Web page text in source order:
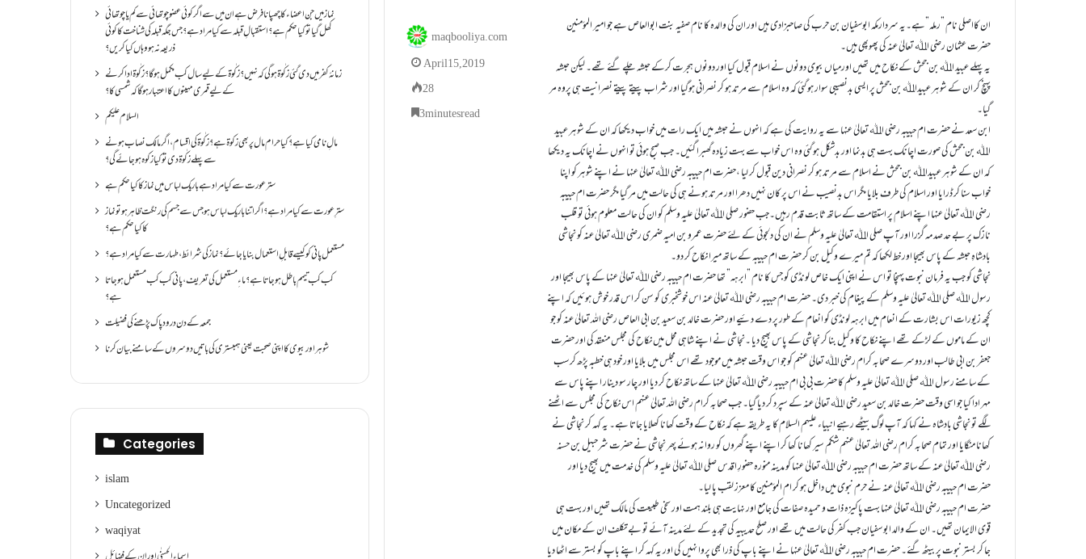
حضرت عثمان رضی اﷲ تعالیٰ عنہ کی پھوپھی ہیں۔
پہنچ کر ان کے شوہر عبیداﷲ بن جحش پر ایسی بدنصیبی سوار ہو گئی کہ وہ اسلام سے مرتد ہو کر نصرانی ہوگیا اور شراب پیتے پیتے نصرانیت ہی پروہ مر
گیا۔
ابن سعد نے حضرت ام حبیبہ رضی اﷲ تعالیٰ عنہا سے یہ روایت کی ہے کہ انہوں نے حبشہ میں ایک رات میں خواب دیکھا کہ ان کے شوہر عبید
اﷲ بن جحش کی صورت اچانک بہت ہی بدنما اور بدشکل ہو گئی وہ اس خواب سے بہت زیادہ گھبرا گئیں۔ جب صبح ہوئی تو انہوں نے اچانک یہ دیکھا
کہ ان کے شوہر عبیداﷲ بن جحش نے اسلام سے مرتد ہو کر نصرانی دین قبول کر لیا ،حضرت ام حبیبہ رضی اﷲ تعالیٰ عنہا نے اپنے شوہر کو اپنا
خواب سنا کر ڈرایا اور اسلام کی طرف بلایا مگر اس بدنصیب نے اس پر کان نہیں دھرا اور مرتد ہونے ہی کی حالت میں مر گیا مگر حضرت ام حبیبہ
رضی اﷲ تعالیٰ عنہا اپنے اسلام پر استقامت کے ساتھ ثابت قدم رہیں۔جب حضور صلی اﷲ تعالیٰ علیہ وسلم کو ان کی حالت معلوم ہوئی تو قلب
نازک پر بے حد صدمہ گزرا اور آپ صلی اﷲ تعالیٰ علیہ وسلم نے ان کی دلجوئی کے لئے حضرت عمرو بن امیہ ضمری رضی اﷲ تعالیٰ عنہ کو نجاشی
بادشاہِ حبشہ کے پاس بھیجا اور خط لکھا کہ تم میرے وکیل بن کر حضرت ام حبیبہ کے ساتھ میرا نکاح کر دو۔
نجاشی کو جب یہ فرمان نبوت پہنچا تو اس نے اپنی ایک خاص لونڈی کو جس کا نام ”ابرہہ” تھا حضرت ام حبیبہ رضی اﷲ تعالیٰ عنہا کے پاس بھیجا اور
رسول اﷲ صلی اﷲ تعالیٰ علیہ وسلم کے پیغام کی خبر دی۔ حضرت ام حبیبہ رضی اﷲ تعالیٰ عنہ اس خوشخبری کو سن کر اس قدر خوش ہوئیں کہ اپنے
کچھ زیورات اس بشارت کے انعام میں ابرہہ لونڈی کو انعام کے طور پر دے دئیے اور حضرت خالد بن سعید بن ابی العاص رضی اللہ تعالیٰ عنہ کو جو
ان کے ماموں کے لڑکے تھے اپنے نکاح کا وکیل بنا کر نجاشی کے پاس بھیج دیا ۔نجاشی نے اپنے شاہی محل میں نکاح کی مجلس منعقد کی اور حضرت
جعفر بن ابی طالب اور دوسرے صحابہ کرام رضی اﷲ تعالیٰ عنہم کو جو اس وقت حبشہ میں موجود تھے اس مجلس میں بلایا اور خود ہی خطبہ پڑھ کر سب
کے سامنے رسول اﷲ صلی اﷲ تعالیٰ علیہ وسلم کا حضرت بی بی ام حبیبہ رضی اﷲ تعالیٰ عنہا کے ساتھ نکاح کر دیا اور چار سو دینار اپنے پاس سے
مہر ادا کیا جو اسی وقت حضرت خالد بن سعید رضی اﷲ تعالیٰ عنہ کے سپرد کر دیا گیا۔ جب صحابہ کرام رضی اللہ تعالیٰ عنہم اس نکاح کی مجلس سے اٹھنے
لگے تو نجاشی بادشاہ نے کہا کہ آپ لوگ بیٹھے رہیے انبیاء علیہم السلام کا یہ طریقہ ہے کہ نکاح کے وقت کھانا کھلایا جاتا ہے۔ یہ کہہ کر نجاشی نے
کھانا منگایا اور تمام صحابہ کرام رضی اللہ تعالیٰ عنہم شکم سیر کھانا کھا کر اپنے اپنے گھروں کو روانہ ہوئے پھر نجاشی نے حضرت شرحبیل بن حسنہ
رضی اﷲ تعالیٰ عنہ کے ساتھ حضرت ام حبیبہ رضی اﷲ تعالیٰ عنہا کو مدینہ منورہ حضورِ اقدس صلی اﷲ تعالیٰ علیہ وسلم کی خدمت میں بھیج دیا اور
حضرت ام حبیبہ رضی اﷲ تعالیٰ عنہ نے حرم نبوی میں داخل ہو کر ام المؤمنین کا معزز لقب پا لیا۔
قوی الایمان تھیں۔ ان کے والد ابو سفیان جب کفر کی حالت میں تھے اور صلح حدیبیہ کی تجدید کے لئے مدینہ آئے تو بے تکلف ان کے مکان میں
جا کر بستر نبوت پر بیٹھ گئے۔ حضرت ام حبیبہ رضی اﷲ تعالیٰ عنہا نے اپنے باپ کی ذرا بھی پروا نہیں کی اور یہ کہہ کر اپنے باپ کو بستر سے اٹھا دیا
maqbooliya.com
April 15, 2019
28
3 minutes read
نماز میں جن اعضاء کا چھپانا فرض ہے ان میں سے اگر کوئی عضو چوتھائی سے کم یا چوتھائی
کھل گیا تو کیا حکم ہے؟استقبالِ قبلہ سے کیا مراد ہے؟جس جگہ قبلہ کی شناخت کا کوئی
ذریعہ نہ ہو وہاں کیا کریں؟
زمانۂ کفر میں دی گئی زکٰوۃ ہو گی کہ نہیں؟زکٰوۃ کے لیے سال کب مکمل ہو گا؟زکٰوۃ ادا کرنے
کے لیے قمری مہینوں کا اعتبار ہو گا کہ شمسی کا؟
السلام علیکم
مالِ نامی کیا ہے؟ کیا حرام مال پر بھی زکوۃ ہے؟ زکٰوۃ کی اقسام ،اگر مالک نصاب ہونے
سے پہلے زکٰوۃ دی تو کیا زکوه ہو جائےگی؟
ستر عورت سے کیا مراد ہے باریک لباس میں نماز کا کیا حکم ہے
سترِ عورت سے کیا مراد ہے؟اگر اتنا باریک لباس ہو جس سے جسم کی رنگت ظاہر ہو تو نماز
کا کیا حکم ہے؟
مستعمل پانی کو کیسے قابلِ استعمال بنایا جائے؟ نماز کی شرائط ،طہارت سے کیا مراد ہے؟
کب کب تیمم باطل ہو جاتا ہے؟ ماءِ مستعمل کی تعریف ،پانی کب کب مستعمل ہو جاتا
ہے؟
جمعہ کے دن درود پاک پڑھنے کی فضیلت
شوہر اور بیوی کا اپنی صحبت یعنی ہمبستری کی باتیں دوسروں کے سامنے بیان کرنا
Categories
islam
Uncategorized
waqiyat